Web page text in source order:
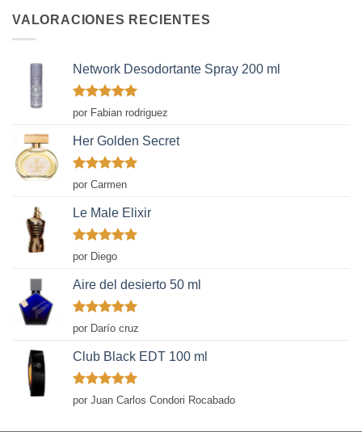
VALORACIONES RECIENTES
Network Desodortante Spray 200 ml
Valorado
con
por Fabian rodriguez
Her Golden Secret
Valorado
con
por Carmen
Le Male Elixir
Valorado
con
de 5
por Diego
Aire del desierto 50 ml
Valorado
con
por Darío cruz
Club Black EDT 100 ml
Valorado
con
por Juan Carlos Condori Rocabado